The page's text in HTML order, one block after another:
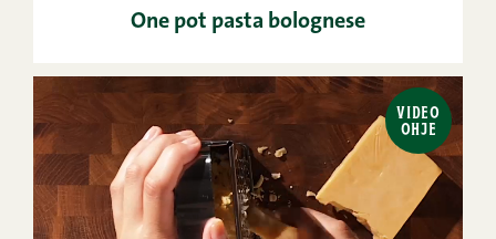
One pot pasta bolognese
VIDEO
OHJE